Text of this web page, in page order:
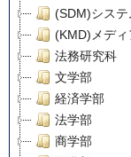
(SDM)シス
(KMD)メデ
法務研究科
文学部
経済学部
法学部
商学部